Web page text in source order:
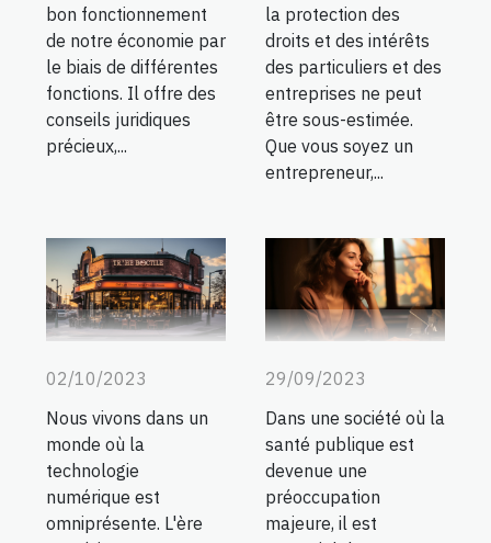
bon fonctionnement
de notre économie par
le biais de différentes
fonctions. Il offre des
conseils juridiques
précieux,...
la protection des
droits et des intérêts
des particuliers et des
entreprises ne peut
être sous-estimée.
Que vous soyez un
entrepreneur,...
02/10/2023
Nous vivons dans un
monde où la
technologie
numérique est
omniprésente. L'ère
29/09/2023
Dans une société où la
santé publique est
devenue une
préoccupation
majeure, il est